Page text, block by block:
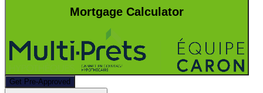
Mortgage Calculator
Get Pre-Approved